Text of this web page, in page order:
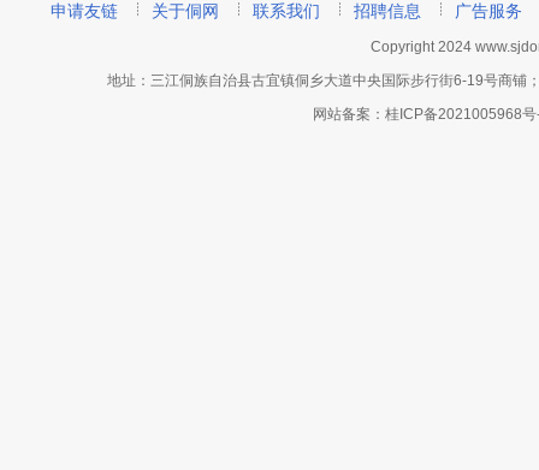
申请友链 关于侗网 联系我们 招聘信息 广告服务
Copyright 2024
地址：三江侗族自治县古宜镇侗乡大道中央国际步行街6-19号商
网站备案： 桂ICP备2021005968号